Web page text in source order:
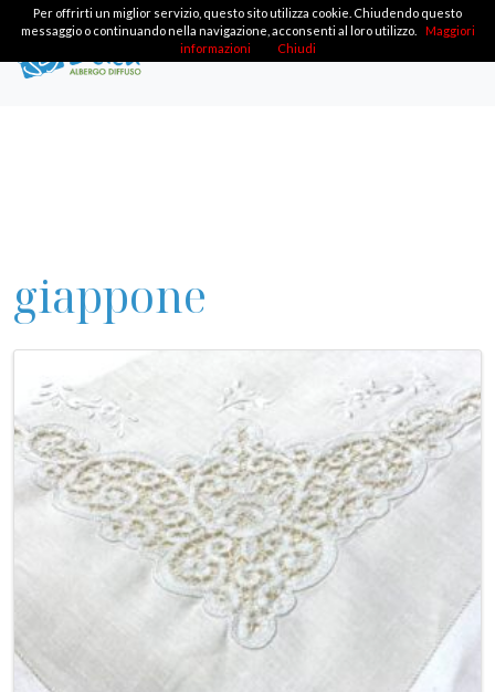
giappone
Per offrirti un miglior servizio, questo sito utilizza cookie. Chiudendo questo
messaggio o continuando nella navigazione, acconsenti al loro utilizzo.
Maggiori
informazioni
Chiudi